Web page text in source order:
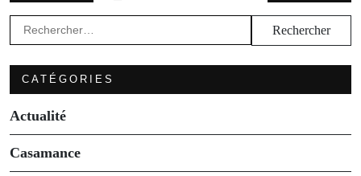
Rechercher :
CATÉGORIES
Actualité
Casamance